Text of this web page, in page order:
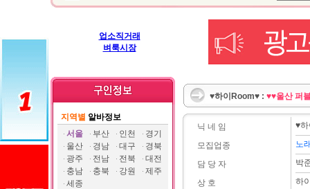
업소직거래
벼룩시장
지역별 알바정보
서울
부산 인천
경기
울산
경남 대구
경북
광주
전남 전북
대전
충남
충북 강원
제주
세종
♥하이Room♥ : ♥♥울산 퍼
닉 네 임
모집업종
담 당 자
상 호
♥
노
박
하